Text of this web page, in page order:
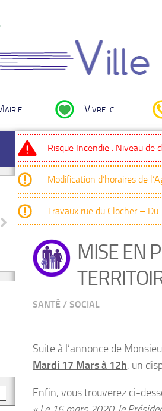
Vivre ici
Risque Incendie : Niveau de
Modification d’horaires de
Travaux rue du Clocher –
MISE EN
SANTÉ / SOCIAL
Suite à l’annonce de
Mardi 17 Mars à 12h, un
Enfin, vous trouverez ci-